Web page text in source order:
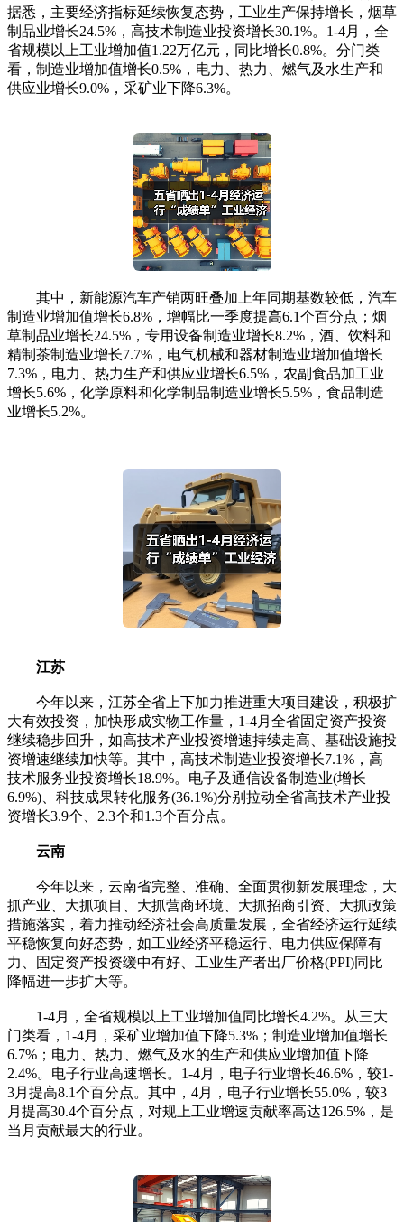
据悉，主要经济指标延续恢复态势，工业生产保持增长，烟草
制品业增长24.5%，高技术制造业投资增长30.1%。1-4月，全
省规模以上工业增加值1.22万亿元，同比增长0.8%。分门类
看，制造业增加值增长0.5%，电力、热力、燃气及水生产和
供应业增长9.0%，采矿业下降6.3%。
其中，新能源汽车产销两旺叠加上年同期基数较低，汽车
制造业增加值增长6.8%，增幅比一季度提高6.1个百分点；烟
草制品业增长24.5%，专用设备制造业增长8.2%，酒、饮料和
精制茶制造业增长7.7%，电气机械和器材制造业增加值增长
7.3%，电力、热力生产和供应业增长6.5%，农副食品加工业
增长5.6%，化学原料和化学制品制造业增长5.5%，食品制造
业增长5.2%。
江苏
今年以来，江苏全省上下加力推进重大项目建设，积极扩
大有效投资，加快形成实物工作量，1-4月全省固定资产投资
继续稳步回升，如高技术产业投资增速持续走高、基础设施投
资增速继续加快等。其中，高技术制造业投资增长7.1%，高
技术服务业投资增长18.9%。电子及通信设备制造业(增长
6.9%)、科技成果转化服务(36.1%)分别拉动全省高技术产业投
资增长3.9个、2.3个和1.3个百分点。
云南
今年以来，云南省完整、准确、全面贯彻新发展理念，大
抓产业、大抓项目、大抓营商环境、大抓招商引资、大抓政策
措施落实，着力推动经济社会高质量发展，全省经济运行延续
平稳恢复向好态势，如工业经济平稳运行、电力供应保障有
力、固定资产投资缓中有好、工业生产者出厂价格(PPI)同比
降幅进一步扩大等。
1-4月，全省规模以上工业增加值同比增长4.2%。从三大
门类看，1-4月，采矿业增加值下降5.3%；制造业增加值增长
6.7%；电力、热力、燃气及水的生产和供应业增加值下降
2.4%。电子行业高速增长。1-4月，电子行业增长46.6%，较1-
3月提高8.1个百分点。其中，4月，电子行业增长55.0%，较3
月提高30.4个百分点，对规上工业增速贡献率高达126.5%，是
当月贡献最大的行业。